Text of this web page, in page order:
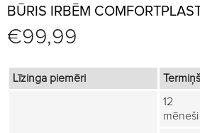
BŪRIS IRBĒM
€99,99
Līzinga piemēri Termiņš
12
mēneši